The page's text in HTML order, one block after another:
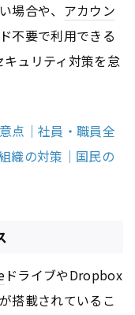
場合や、 アカウン
不要で利用できる
ュリティ対策を怠
点｜社員・職員全
織の対策｜国民の
ドライブやDropbox
搭載されているこ